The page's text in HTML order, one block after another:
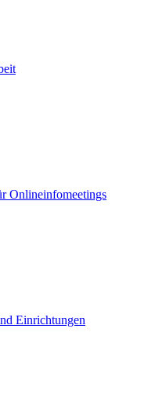
Onlineinfomeetings
Einrichtungen